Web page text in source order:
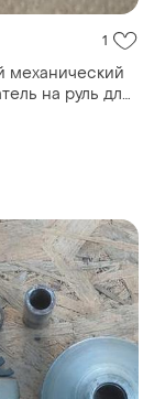
1
механический
на руль для